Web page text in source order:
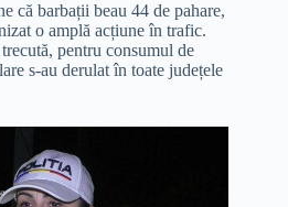
că barbații beau 44 de pahare,
o amplă acțiune în trafic.
pentru consumul de
s-au derulat în toate județele